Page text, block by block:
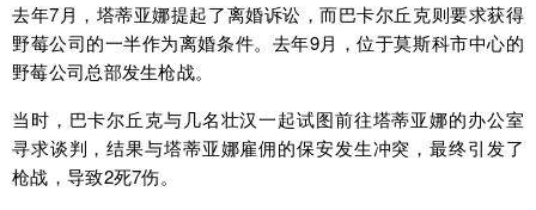
去年7月，塔蒂亚娜提起了离婚诉讼，而巴卡尔丘克则要求获得
野莓公司的一半作为离婚条件。去年9月，位于莫斯科市中心的
野莓公司总部发生枪战。
当时，巴卡尔丘克与几名壮汉一起试图前往塔蒂亚娜的办公室
寻求谈判，结果与塔蒂亚娜雇佣的保安发生冲突，最终引发了
枪战，导致2死7伤。